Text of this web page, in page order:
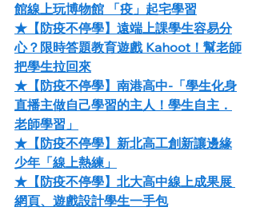
館線上玩博物館 「疫」起宅學習
★【防疫不停學】遠端上課學生容易分
心？限時答題教育遊戲 Kahoot！幫老師
把學生拉回來
★【防疫不停學】南港高中-「學生化身
直播主做自己學習的主人！學生自主．
老師學習」
★【防疫不停學】新北高工創新讓邊緣
少年「線上熱練」
★【防疫不停學】北大高中線上成果展
網頁、遊戲設計學生一手包